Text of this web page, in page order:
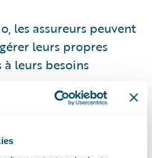
les assureurs peuvent
leurs propres
à leurs besoins
les systèmes